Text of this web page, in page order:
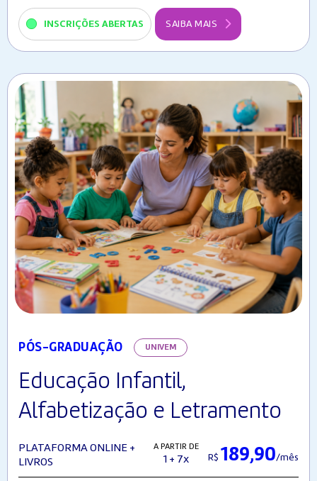
INSCRIÇÕES ABERTAS SAIBA MAIS
PÓS-GRADUAÇÃO UNIVEM
Educação Infantil,
Alfabetização e Letramento
PLATAFORMA ONLINE +
LIVROS
A PARTIR DE
1 + 7x R$ 189,90/mês